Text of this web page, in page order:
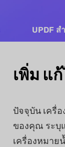
UPDF ส
เพิ่ม แ
ปัจจุบัน เครื่
ของคุณ ระบุ
เครื่องหมาย